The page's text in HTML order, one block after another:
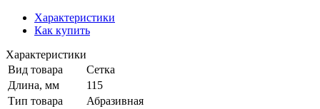
Характеристики
Как купить
Характеристики
Вид товара
Сетка
Длина, мм
115
Тип товара
Абразивная